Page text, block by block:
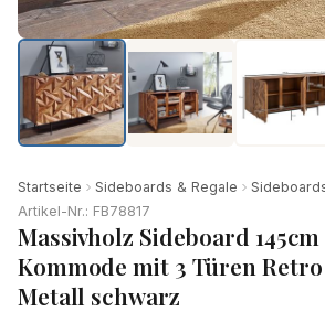
Startseite Sideboards & Regale
Artikel-Nr.: FB78817
Massivholz Sideboard 145cm
Kommode mit 3 Türen Retro
Metall schwarz